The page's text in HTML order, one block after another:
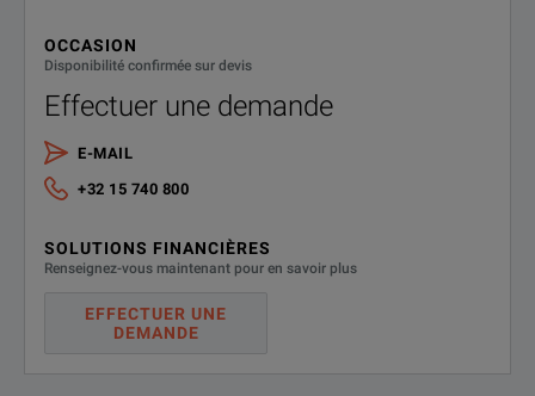
OCCASION
Disponibilité confirmée sur devis
Effectuer une demande
E-MAIL
+32 15 740 800
SOLUTIONS FINANCIÈRES
Renseignez-vous maintenant pour en savoir plus
EFFECTUER UNE
DEMANDE